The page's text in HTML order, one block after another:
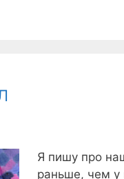
Я пишу про
раньше, чем у